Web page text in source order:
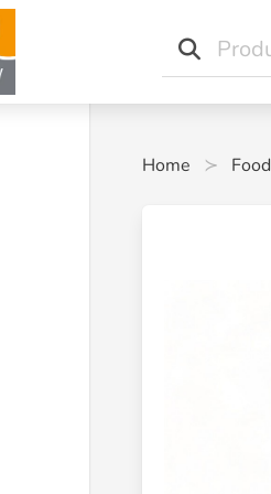
Home Food